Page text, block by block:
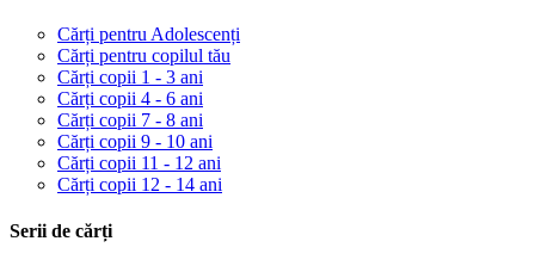
Cărți pentru Adolescenți
Cărți pentru copilul tău
Cărți copii 1 - 3 ani
Cărți copii 4 - 6 ani
Cărți copii 7 - 8 ani
Cărți copii 9 - 10 ani
Cărți copii 11 - 12 ani
Cărți copii 12 - 14 ani
Serii de cărți